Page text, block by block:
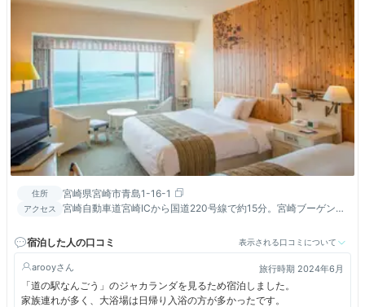
住所 宮崎県宮崎市青島1-16-1
アクセス
宮崎自動車道宮崎ICから国道220号線で約15分。宮崎ブーゲンビ
宿泊した人の口コミ
表示される口コミについて
arooy 旅行時期 2024年6月
「道の駅なんごう」のジャカランダを見るため宿泊しました。
家族連れが多く、大浴場は日帰り入浴の方が多かったです。